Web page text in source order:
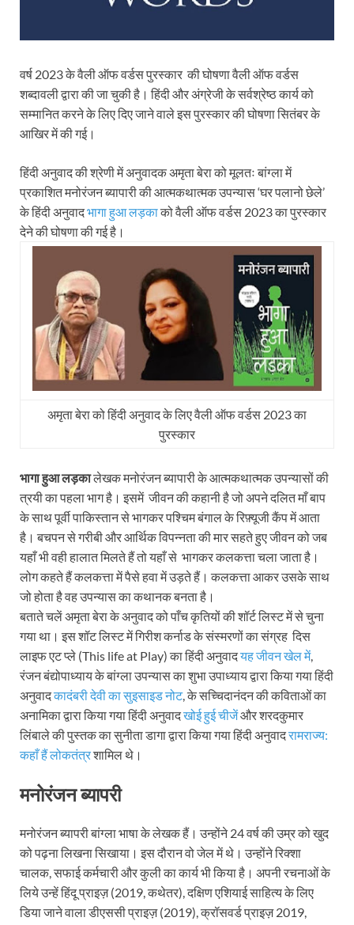
वर्ष 2023 के वैली ऑफ वर्डस पुरस्कार की घोषणा वैली ऑफ वर्डस
शब्दावली द्वारा की जा चुकी है। हिंदी और अंग्रेजी के सर्वश्रेष्ठ कार्य को
सम्मानित करने के लिए दिए जाने वाले इस पुरस्कार की घोषणा सितंबर के
आखिर में की गई।
हिंदी अनुवाद की श्रेणी में अनुवादक अमृता बेरा को मूलतः बांग्ला में
प्रकाशित मनोरंजन ब्यापारी की आत्मकथात्मक उपन्यास ‘घर पलानो छेले’
के हिंदी अनुवादभागा हुआ लड़काको वैली ऑफ वर्डस 2023 का पुरस्कार
देने की घोषणा की गई है।
अमृता बेरा को हिंदी अनुवाद के लिए वैली ऑफ वर्डस 2023 का
पुरस्कार
भागा हुआ लड़कालेखक मनोरंजन ब्यापारी के आत्मकथात्मक उपन्यासों की
त्रयी का पहला भाग है। इसमें जीवन की कहानी है जो अपने दलित माँ बाप
के साथ पूर्वी पाकिस्तान से भागकर पश्चिम बंगाल के रिफ़्यूजी कैंप में आता
है। बचपन से गरीबी और आर्थिक विपन्नता की मार सहते हुए जीवन को जब
यहाँ भी वही हालात मिलते हैं तो यहाँ से भागकर कलकत्ता चला जाता है।
लोग कहते हैं कलकत्ता में पैसे हवा में उड़ते हैं। कलकत्ता आकर उसके साथ
जो होता है वह उपन्यास का कथानक बनता है।
बताते चलें अमृता बेरा के अनुवाद को पाँच कृतियों की शॉर्ट लिस्ट में से चुना
गया था। इस शॉट लिस्ट में गिरीश कर्नाड के संस्मरणों का संग्रह दिस
लाइफ एट प्ले (This life at Play) का हिंदी अनुवादयह जीवन खेल में,
रंजन बंद्योपाध्याय के बांग्ला उपन्यास का शुभा उपाध्याय द्वारा किया गया हिंदी
अनुवादकादंबरी देवी का सुइसाइड नोट, के सच्चिदानंदन की कविताओं का
अनामिका द्वारा किया गया हिंदी अनुवादखोई हुई चीजेंऔर शरदकुमार
लिंबाले की पुस्तक का सुनीता डागा द्वारा किया गया हिंदी अनुवादरामराज्य:
कहाँ हैं लोकतंत्रशामिल थे।
मनोरंजन ब्यापरी
मनोरंजन ब्यापरी बांग्ला भाषा के लेखक हैं। उन्होंने 24 वर्ष की उम्र को खुद
को पढ़ना लिखना सिखाया। इस दौरान वो जेल में थे। उन्होंने रिक्शा
चालक, सफाई कर्मचारी और कुली का कार्य भी किया है। अपनी रचनाओं के
लिये उन्हें हिंदू प्राइज़ (2019, कथेतर), दक्षिण एशियाई साहित्य के लिए
डिया जाने वाला डीएससी प्राइज़ (2019), क्रॉसवर्ड प्राइज़ 2019,